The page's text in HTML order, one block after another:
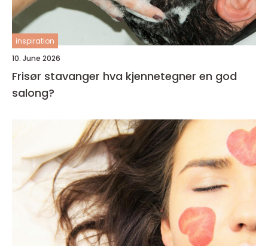
inspiration
10. June 2026
Frisør stavanger hva kjennetegner en god
salong?